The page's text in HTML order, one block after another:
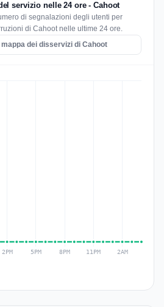
servizio nelle 24 ore - Cahoot
di segnalazioni degli utenti per
di Cahoot nelle ultime 24 ore.
dei disservizi di Cahoot